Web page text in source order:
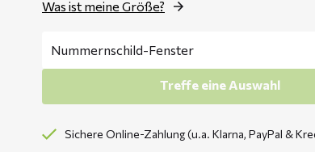
Was ist meine Größe?
Treffe eine Auswahl
Sichere Online-Zahlung (u.a. Klarna, PayPal &